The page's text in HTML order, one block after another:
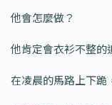
他會怎麼做？
他肯定會衣衫不整的
在凌晨的馬路上下跪